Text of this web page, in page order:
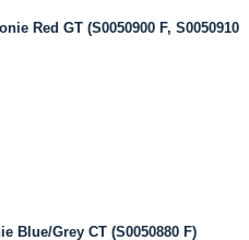
Red GT (S0050900 F, S0050910
Blue/Grey CT (S0050880 F)